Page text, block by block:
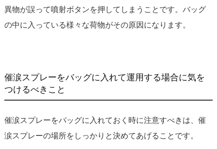
異物が誤って噴射ボタンを押してしまうことです。バッグ
の中に入っている様々な荷物がその原因になります。
催涙スプレーをバッグに入れて運用する場合に気を
つけるべきこと
催涙スプレーをバッグに入れておく時に注意すべきは、催
涙スプレーの場所をしっかりと決めてあげることです。